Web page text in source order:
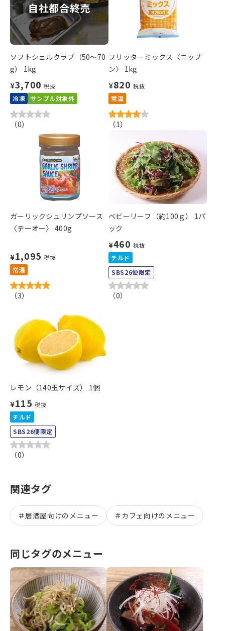
自社都合終売
ソフトシェルクラブ（50～70
g） 1kg
¥3,700 税抜
冷凍 サンプル対象外
（0）
フリッターミックス〈ニップ
ン〉 1kg
¥820 税抜
常温
（1）
ガーリックシュリンプソース
〈テーオー〉 400g
¥1,095 税抜
常温
（3）
ベビーリーフ（約100ｇ） 1パ
ック
¥460 税抜
チルド
SBS26便限定
（0）
レモン（140玉サイズ） 1個
¥115 税抜
チルド
SBS26便限定
（0）
関連タグ
＃居酒屋向けのメニュー ＃カフェ向けのメニュー
同じタグのメニュー